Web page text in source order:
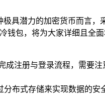
具潜力的加密货币而言，
包，将为大家详细且全面
成注册与登录流程，需要
布式存储来实现数据的安